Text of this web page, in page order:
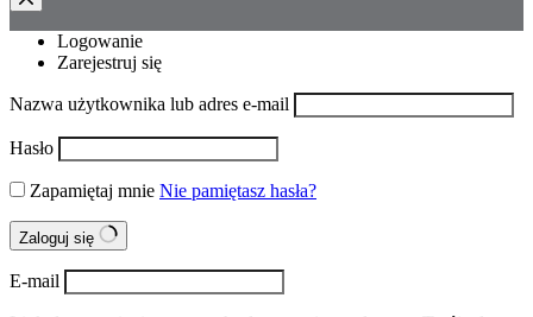
Logowanie
Zarejestruj się
Nazwa użytkownika lub adres e-mail
Hasło
Zapamiętaj mnie Nie pamiętasz hasła?
Zaloguj się
E-mail